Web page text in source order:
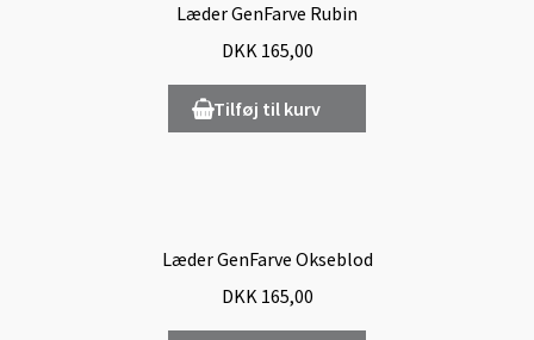
Læder GenFarve Rubin
DKK 165,00
Tilføj til kurv
Læder GenFarve Okseblod
DKK 165,00